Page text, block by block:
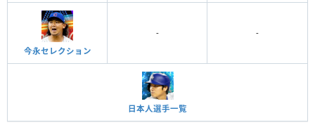
今永セレクション
- -
日本人選手一覧